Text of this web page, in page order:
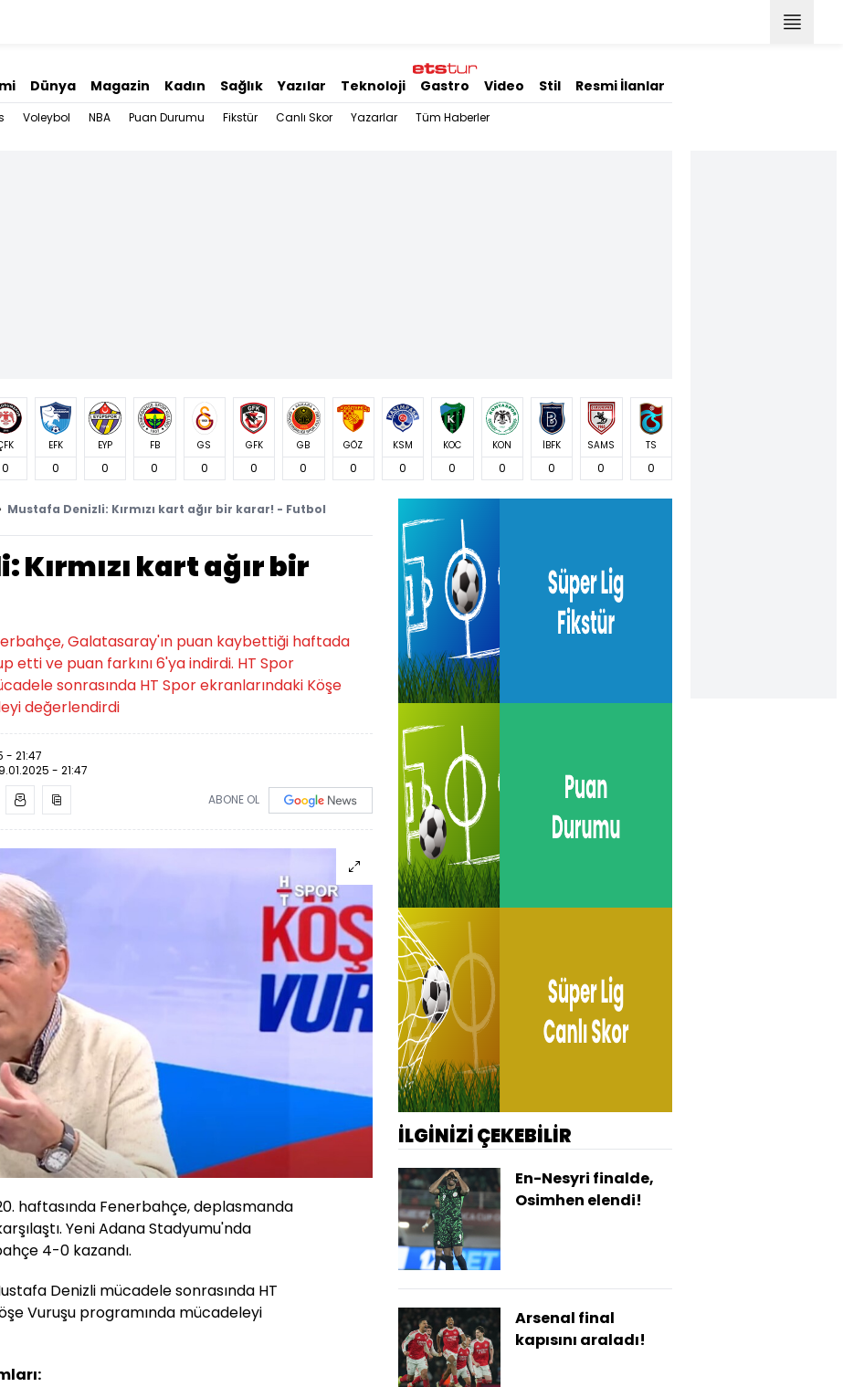
Dünya Magazin Kadın Sağlık Yazılar Teknoloji Gastro Video Stil Resmi İlanlar
Voleybol NBA Puan Durumu Fikstür Canlı Skor Yazarlar Tüm Haberler
0
EFK
0
EYP
0
FB
0
GS
0
GFK
0
GB
0
GÖZ
0
KSM
0
KOC
0
KON
0
İBFK
0
SAMS
0
TS
0
Mustafa Denizli: Kırmızı kart ağır bir karar! - Futbol
Kırmızı kart ağır bir
Galatasaray'ın puan kaybettiği haftada
ve puan farkını 6'ya indirdi. HT Spor
sonrasında HT Spor ekranlarındaki Köşe
değerlendirdi
- 21:47
- 21:47
ABONE OL
haftasında Fenerbahçe, deplasmanda
Yeni Adana Stadyumu'nda
4-0 kazandı.
Denizli mücadele sonrasında HT
Vuruşu programında mücadeleyi
İLGİNİZİ ÇEKEBİLİR
En-Nesyri finalde,
Osimhen elendi!
Arsenal final
kapısını araladı!